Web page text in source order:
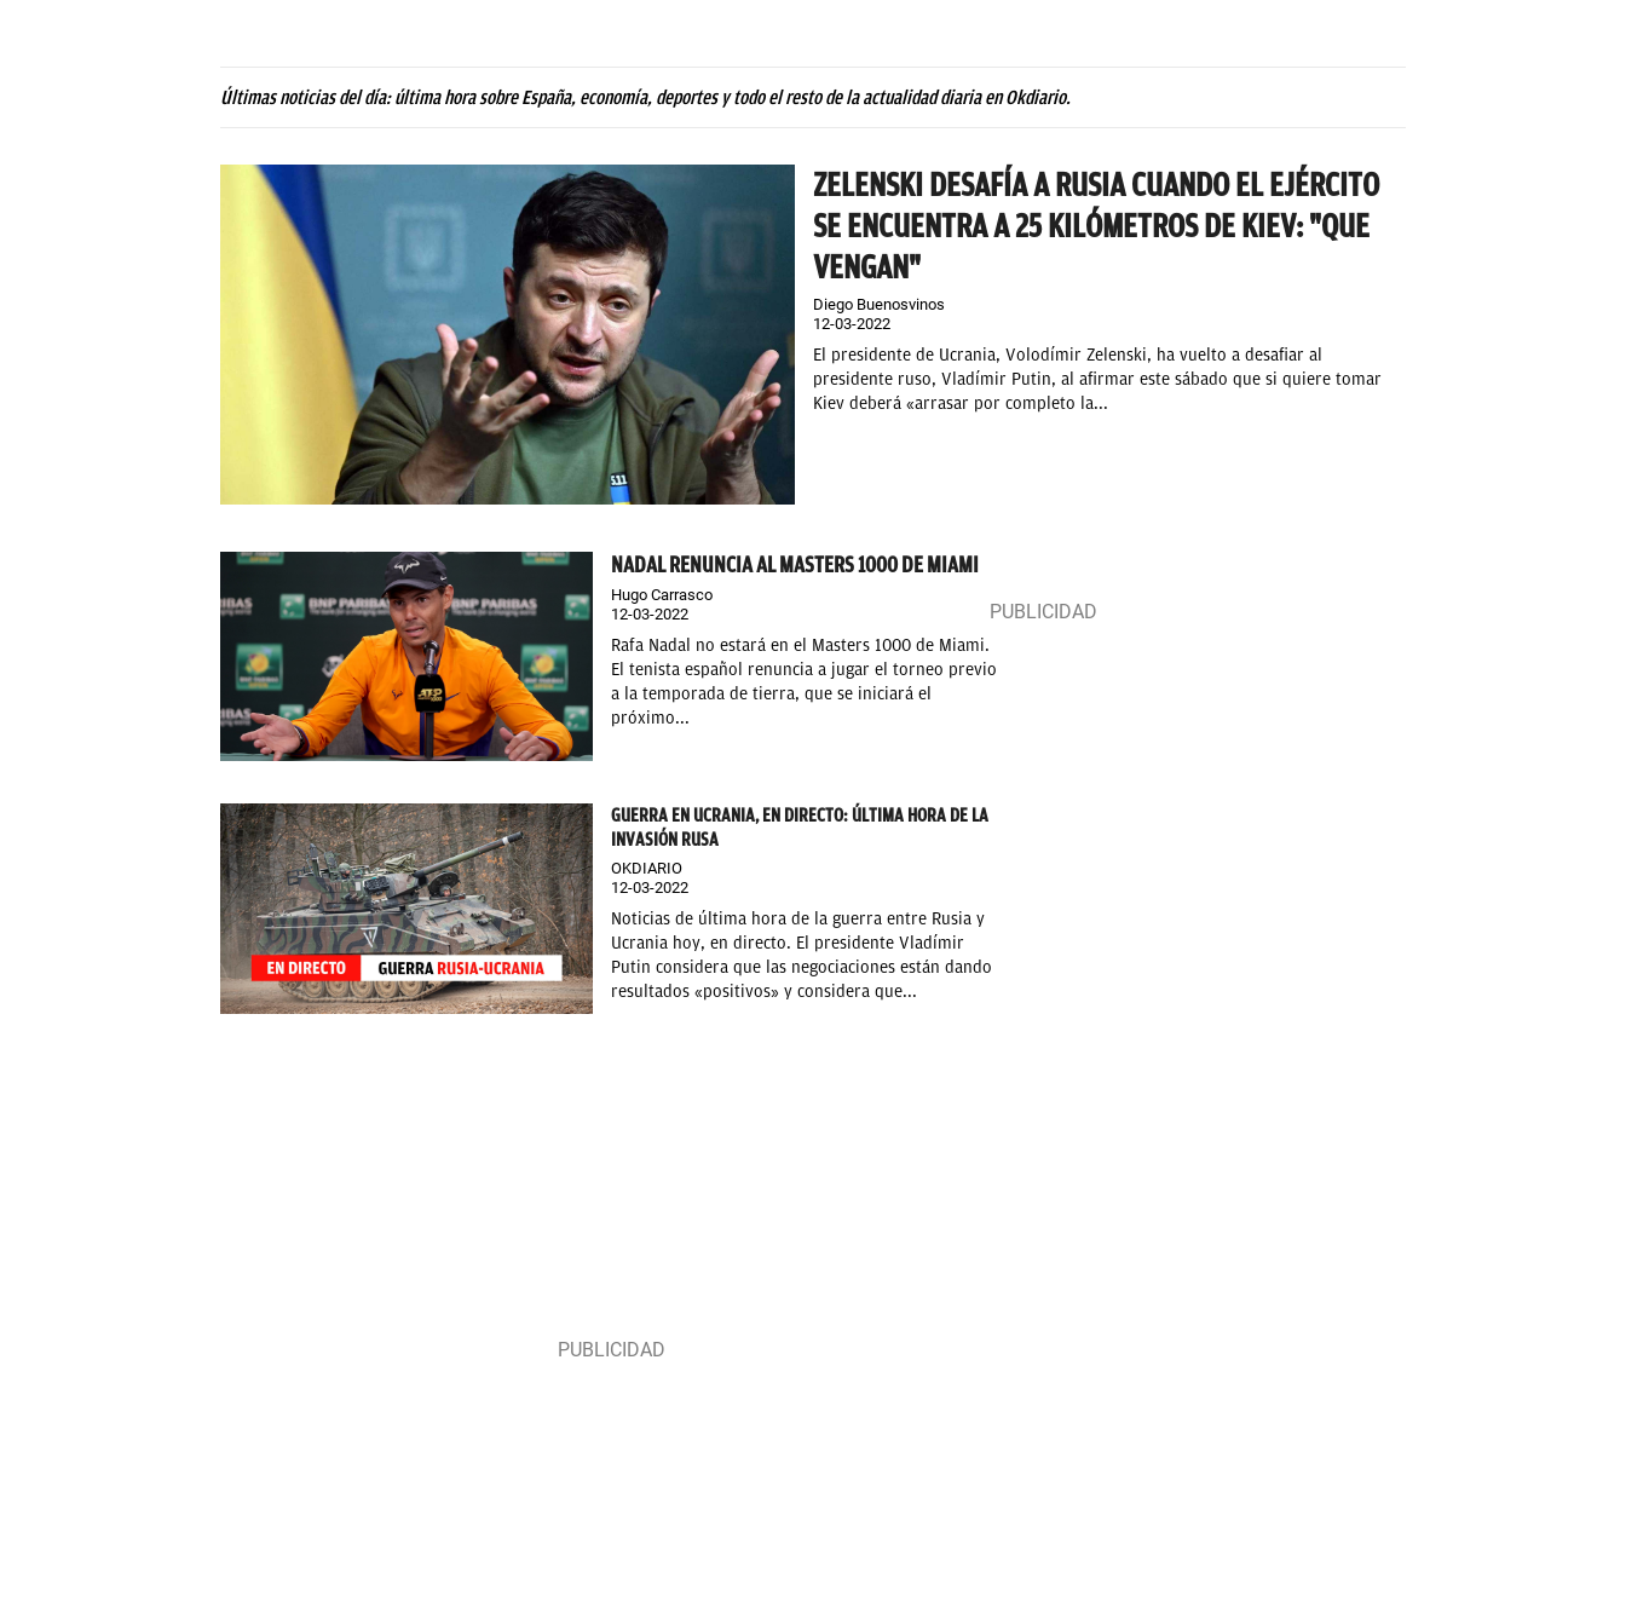
Últimas noticias del día: última hora sobre España, economía, deportes y todo el resto de la actualidad diaria en Okdiario.
ZELENSKI DESAFÍA A RUSIA CUANDO EL EJÉRCITO
SE ENCUENTRA A 25 KILÓMETROS DE KIEV: "QUE
VENGAN"
Diego Buenosvinos
12-03-2022
El presidente de Ucrania, Volodímir Zelenski, ha vuelto a desafiar al
presidente ruso, Vladímir Putin, al afirmar este sábado que si quiere tomar
Kiev deberá «arrasar por completo la...
NADAL RENUNCIA AL MASTERS 1000 DE MIAMI
Hugo Carrasco
12-03-2022
Rafa Nadal no estará en el Masters 1000 de Miami.
El tenista español renuncia a jugar el torneo previo
a la temporada de tierra, que se iniciará el
próximo...
GUERRA EN UCRANIA, EN DIRECTO: ÚLTIMA HORA DE LA
INVASIÓN RUSA
OKDIARIO
12-03-2022
Noticias de última hora de la guerra entre Rusia y
Ucrania hoy, en directo. El presidente Vladímir
Putin considera que las negociaciones están dando
resultados «positivos» y considera que...